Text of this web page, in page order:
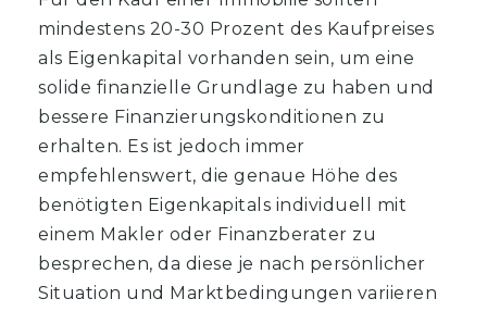
mindestens 20-30 Prozent des Kaufpreises
als Eigenkapital vorhanden sein, um eine
solide finanzielle Grundlage zu haben und
bessere Finanzierungskonditionen zu
erhalten. Es ist jedoch immer
empfehlenswert, die genaue Höhe des
benötigten Eigenkapitals individuell mit
einem Makler oder Finanzberater zu
besprechen, da diese je nach persönlicher
Situation und Marktbedingungen variieren